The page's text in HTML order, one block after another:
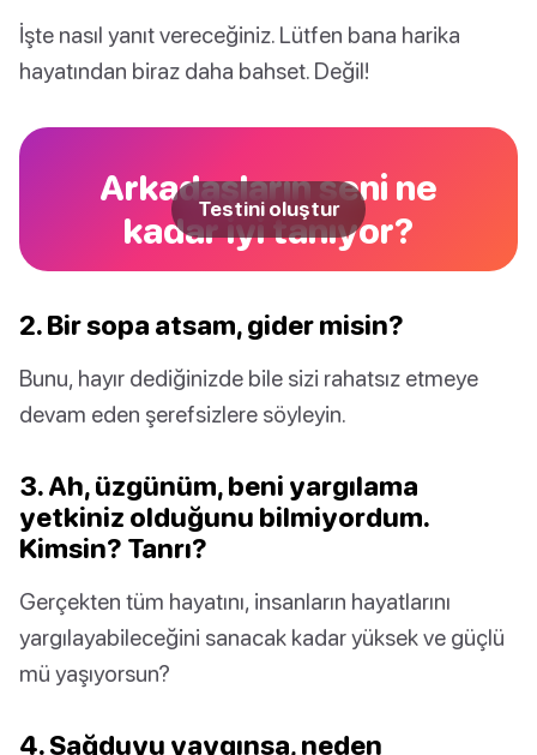
İşte nasıl yanıt vereceğiniz. Lütfen bana harika
hayatından biraz daha bahset. Değil!
Arkadaşların seni ne
kadar iyi tanıyor?
Testini oluştur
2. Bir sopa atsam, gider misin?
Bunu, hayır dediğinizde bile sizi rahatsız etmeye
devam eden şerefsizlere söyleyin.
3. Ah, üzgünüm, beni yargılama
yetkiniz olduğunu bilmiyordum.
Kimsin? Tanrı?
Gerçekten tüm hayatını, insanların hayatlarını
yargılayabileceğini sanacak kadar yüksek ve güçlü
mü yaşıyorsun?
4. Sağduyu yaygınsa, neden